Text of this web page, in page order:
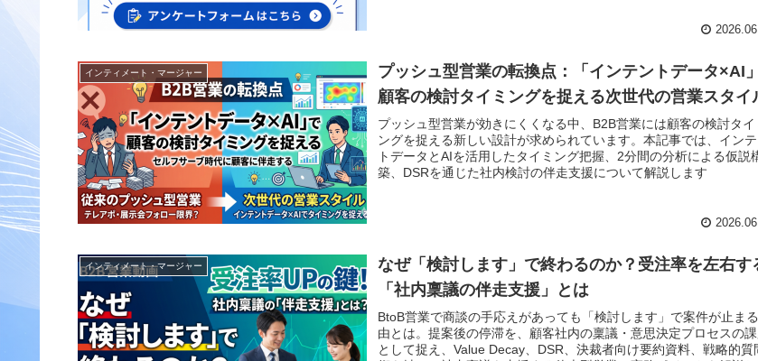
インティメート・マージャー
プッシュ型営業の転換点：「インテントデータ×AI
顧客の検討タイミングを捉える次世代の営業スタイ
プッシュ型営業が効きにくくなる中、B2B営業には顧客の検討タイ
ングを捉える新しい設計が求められています。本記事では、イン
トデータとAIを活用したタイミング把握、2分間の分析による仮説
築、DSRを通じた社内検討の伴走支援について解説します
インティメート・マージャー
なぜ「検討します」で終わるのか？受注率を左右す
「社内稟議の伴走支援」とは
BtoB営業で商談の手応えがあっても「検討します」で案件が止ま
由とは。提案後の停滞を、顧客社内の稟議・意思決定プロセスの
として捉え、Value Decay、DSR、決裁者向け要約資料、戦略的質